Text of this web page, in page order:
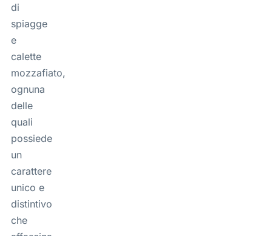
di
spiagge
e
calette
mozzafiato,
ognuna
delle
quali
possiede
un
carattere
unico e
distintivo
che